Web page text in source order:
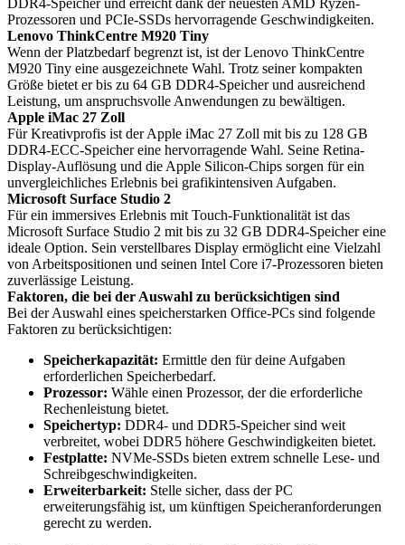
DDR4-Speicher und erreicht dank der neuesten AMD Ryzen-
Prozessoren und PCIe-SSDs hervorragende Geschwindigkeiten.
Lenovo ThinkCentre M920 Tiny
Wenn der Platzbedarf begrenzt ist, ist der Lenovo ThinkCentre
M920 Tiny eine ausgezeichnete Wahl. Trotz seiner kompakten
Größe bietet er bis zu 64 GB DDR4-Speicher und ausreichend
Leistung, um anspruchsvolle Anwendungen zu bewältigen.
Apple iMac 27 Zoll
Für Kreativprofis ist der Apple iMac 27 Zoll mit bis zu 128 GB
DDR4-ECC-Speicher eine hervorragende Wahl. Seine Retina-
Display-Auflösung und die Apple Silicon-Chips sorgen für ein
unvergleichliches Erlebnis bei grafikintensiven Aufgaben.
Microsoft Surface Studio 2
Für ein immersives Erlebnis mit Touch-Funktionalität ist das
Microsoft Surface Studio 2 mit bis zu 32 GB DDR4-Speicher eine
ideale Option. Sein verstellbares Display ermöglicht eine Vielzahl
von Arbeitspositionen und seinen Intel Core i7-Prozessoren bieten
zuverlässige Leistung.
Faktoren, die bei der Auswahl zu berücksichtigen sind
Bei der Auswahl eines speicherstarken Office-PCs sind folgende
Faktoren zu berücksichtigen:
Speicherkapazität: Ermittle den für deine Aufgaben
erforderlichen Speicherbedarf.
Prozessor: Wähle einen Prozessor, der die erforderliche
Rechenleistung bietet.
Speichertyp: DDR4- und DDR5-Speicher sind weit
verbreitet, wobei DDR5 höhere Geschwindigkeiten bietet.
Festplatte: NVMe-SSDs bieten extrem schnelle Lese- und
Schreibgeschwindigkeiten.
Erweiterbarkeit: Stelle sicher, dass der PC
erweiterungsfähig ist, um künftigen Speicheranforderungen
gerecht zu werden.